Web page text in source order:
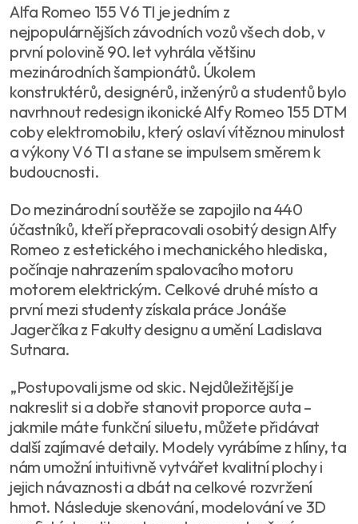
Alfa Romeo 155 V6 TI je jedním z
nejpopulárnějších závodních vozů všech dob, v
první polovině 90. let vyhrála většinu
mezinárodních šampionátů. Úkolem
konstruktérů, designérů, inženýrů a studentů bylo
navrhnout redesign ikonické Alfy Romeo 155 DTM
coby elektromobilu, který oslaví vítěznou minulost
a výkony V6 TI a stane se impulsem směrem k
budoucnosti.
Do mezinárodní soutěže se zapojilo na 440
účastníků, kteří přepracovali osobitý design Alfy
Romeo z estetického i mechanického hlediska,
počínaje nahrazením spalovacího motoru
motorem elektrickým. Celkové druhé místo a
první mezi studenty získala práce Jonáše
Jagerčíka z Fakulty designu a umění Ladislava
Sutnara.
„Postupovali jsme od skic. Nejdůležitější je
nakreslit si a dobře stanovit proporce auta –
jakmile máte funkční siluetu, můžete přidávat
další zajímavé detaily. Modely vyrábíme z hlíny, ta
nám umožní intuitivně vytvářet kvalitní plochy i
jejich návaznosti a dbát na celkové rozvržení
hmot. Následuje skenování, modelování ve 3D